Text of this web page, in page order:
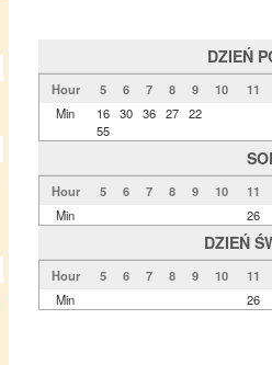
DZIEŃ
Hour 5 6 7 8 9 10
11
Min
16
55
30 36 27 22
Hour 5 6 7 8 9 10
11
Min
26
DZIEŃ
Hour 5 6 7 8 9 10
11
Min
26